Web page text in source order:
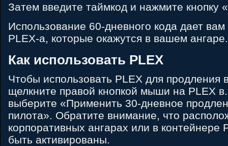
Затем введите таймкод и нажмите кнопку
Использование 60-дневного кода дает
PLEX-а, которые окажутся в вашем ангаре.
Как использовать PLEX
Чтобы использовать PLEX для продления
щелкните правой кнопкой мыши на PLEX
выберите «Применить 30-дневное
пилота». Обратите внимание, что
корпоративных ангарах или в контейнере
быть активированы.